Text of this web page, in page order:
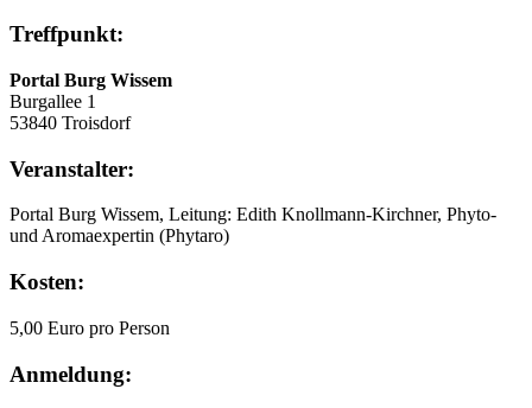
Treffpunkt:
Portal Burg Wissem
Burgallee 1
53840 Troisdorf
Veranstalter:
Portal Burg Wissem, Leitung: Edith Knollmann-Kirchner, Phyto-
und Aromaexpertin (Phytaro)
Kosten:
5,00 Euro pro Person
Anmeldung: